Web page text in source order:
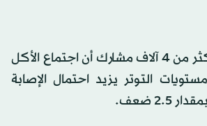
وأظهرت بيانات لأكثر من 4 آلاف مشارك أن اجتماع الأكل
التوتر يزيد احتمال الإصابة
ضعف.